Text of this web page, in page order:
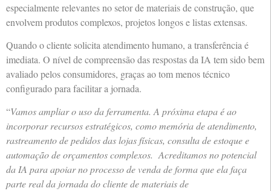
especialmente relevantes no setor de materiais de construção, que
envolvem produtos complexos, projetos longos e listas extensas.
Quando o cliente solicita atendimento humano, a transferência é
imediata. O nível de compreensão das respostas da IA tem sido bem
avaliado pelos consumidores, graças ao tom menos técnico
configurado para facilitar a jornada.
“Vamos ampliar o uso da ferramenta. A próxima etapa é ao
incorporar recursos estratégicos, como memória de atendimento,
rastreamento de pedidos das lojas físicas, consulta de estoque e
automação de orçamentos complexos. Acreditamos no potencial
da IA para apoiar no processo de venda de forma que ela faça
parte real da jornada do cliente de materiais de